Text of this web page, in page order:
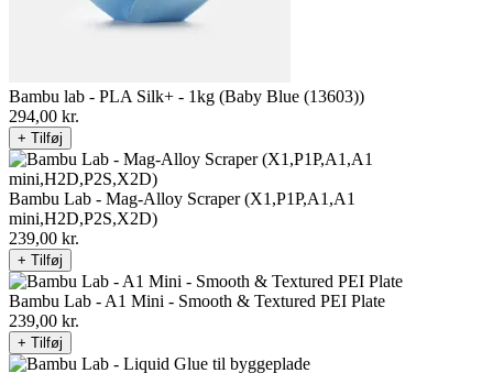
Bambu lab - PLA Silk+ - 1kg (Baby Blue (13603))
294,00 kr.
+ Tilføj
Bambu Lab - Mag-Alloy Scraper (X1,P1P,A1,A1
mini,H2D,P2S,X2D)
239,00 kr.
+ Tilføj
Bambu Lab - A1 Mini - Smooth & Textured PEI Plate
239,00 kr.
+ Tilføj